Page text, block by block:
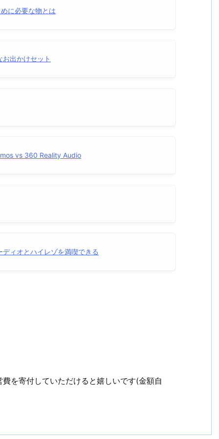
に必要な物とは
出かけセット
vs 360 Reality Audio
ィオとハイレゾを満喫できる
を寄付していただけると嬉しいです(金額自